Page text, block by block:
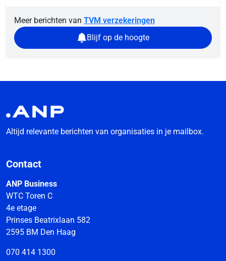
Meer berichten van TVM verzekeringen
Blijf op de hoogte
Altijd relevante berichten van organisaties in je mailbox.
Contact
ANP Business
WTC Toren C
4e etage
Prinses Beatrixlaan 582
2595 BM Den Haag
070 414 1300